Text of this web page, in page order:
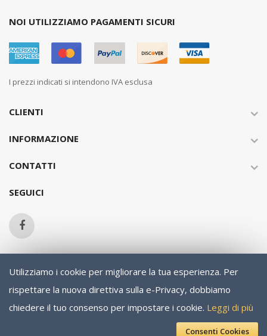
Utilizziamo i cookie per migliorare la tua esperienza. Per
rispettare la nuova direttiva sulla e-Privacy, dobbiamo
chiedere il tuo consenso per impostare i cookie. Leggi di più
Consenti Cookies
NOI UTILIZZIAMO PAGAMENTI SICURI
I prezzi indicati si intendono IVA esclusa
CLIENTI
INFORMAZIONE
CONTATTI
SEGUICI